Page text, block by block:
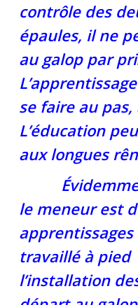
contrôle des
épaules, il ne
au galop par
se faire au
L’éducation
aux longues
le meneur est
travaillé à pied
l’installation